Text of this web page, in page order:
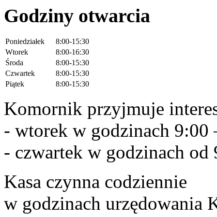
Godziny otwarcia
Poniedziałek
8:00-15:30
Wtorek
8:00-16:30
Środa
8:00-15:30
Czwartek
8:00-15:30
Piątek
8:00-15:30
Komornik przyjmuje
- wtorek w godzinach
- czwartek w godzinach od
Kasa czynna codziennie
w godzinach urzędowania